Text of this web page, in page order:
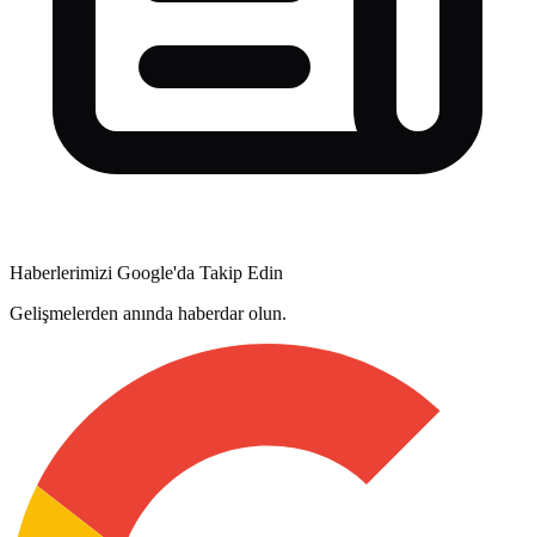
Haberlerimizi Google'da Takip Edin
Gelişmelerden anında haberdar olun.